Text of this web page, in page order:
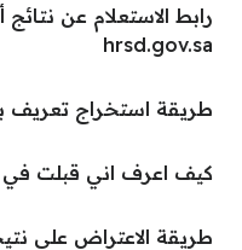
رابط الاستعلام عن
hrsd.gov.sa
طريقة استخراج تعريف
كيف اعرف اني قبلت في
طريقة الاعتراض على